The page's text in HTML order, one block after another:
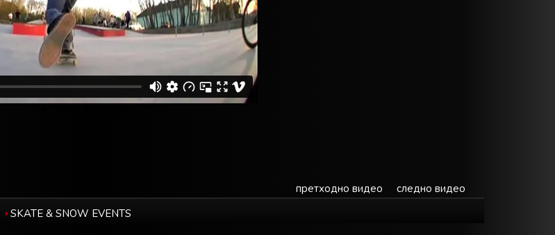
следно видео
претходно видео
SKATE & SNOW EVENTS